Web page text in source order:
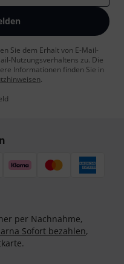
Sie dem Erhalt von E-Mail-
Nutzungsverhaltens zu. Die
Informationen finden Sie in
.
per Nachnahme,
Sofort bezahlen,